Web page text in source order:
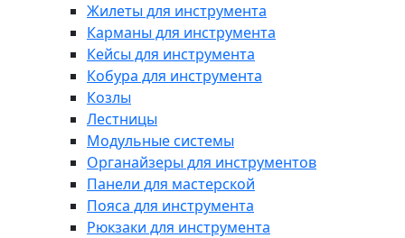
Жилеты для инструмента
Карманы для инструмента
Кейсы для инструмента
Кобура для инструмента
Козлы
Лестницы
Модульные системы
Органайзеры для инструментов
Панели для мастерской
Пояса для инструмента
Рюкзаки для инструмента